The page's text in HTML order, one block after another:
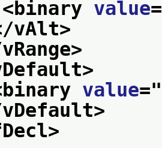
<binary value
vAlt>
value="